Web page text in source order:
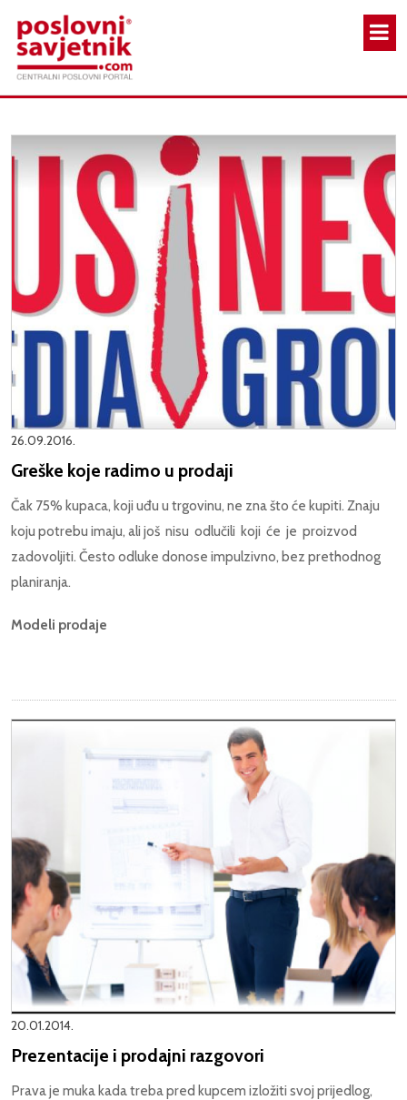
26.09.2016.
Greške koje radimo u prodaji
Čak 75% kupaca, koji uđu u trgovinu, ne zna što će kupiti. Znaju
koju potrebu imaju, ali još nisu odlučili koji će je proizvod
zadovoljiti. Često odluke donose impulzivno, bez prethodnog
planiranja.
Modeli prodaje
20.01.2014.
Prezentacije i prodajni razgovori
Prava je muka kada treba pred kupcem izložiti svoj prijedlog,